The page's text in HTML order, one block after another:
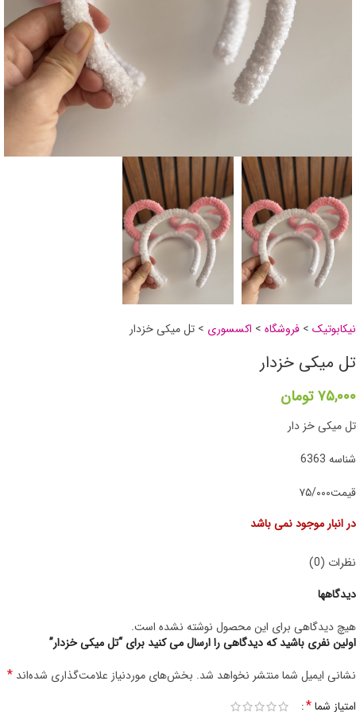
نیکابوتیک > فروشگاه > اکسسوری > تل میکی خزدار
تل میکی خزدار
۷۵,۰۰۰ تومان
تل میکی خز دار
شناسه 6363
قیمت۷۵/۰۰۰
در انبار موجود نمی باشد
نظرات (0)
دیدگاهها
هیچ دیدگاهی برای این محصول نوشته نشده است.
اولین نفری باشید که دیدگاهی را ارسال می کنید برای “تل میکی خزدار”
نشانی ایمیل شما منتشر نخواهد شد. بخش‌های موردنیاز علامت‌گذاری شده‌اند *
امتیاز شما*